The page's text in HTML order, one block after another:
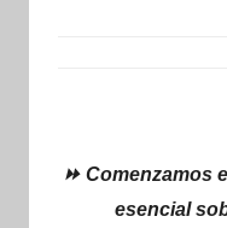
⏩ Comenzamos
esencial